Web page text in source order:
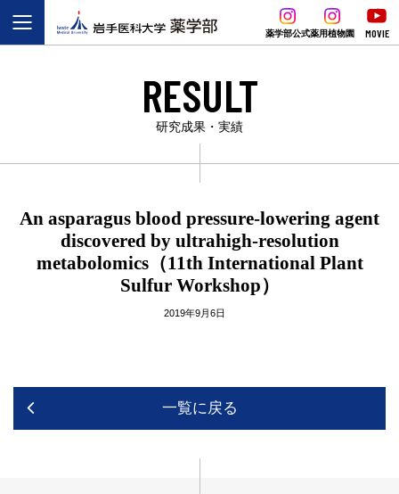
薬学部公式薬用植物園 MOVIE
RESULT
研究成果・実績
An asparagus blood pressure-lowering agent
discovered by ultrahigh-resolution
metabolomics（11th International Plant
Sulfur Workshop）
2019年9月6日
一覧に戻る